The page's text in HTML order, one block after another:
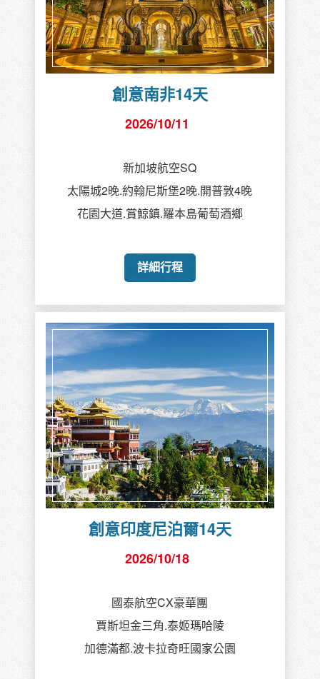
創意南非14天
2026/10/11
新加坡航空SQ
太陽城2晚.約翰尼斯堡2晚.開普敦4晚
花園大道.賞鯨鎮.羅本島葡萄酒鄉
詳細行程
創意印度尼泊爾14天
2026/10/18
國泰航空CX豪華團
賈斯坦金三角.泰姬瑪哈陵
加德滿都.波卡拉奇旺國家公園